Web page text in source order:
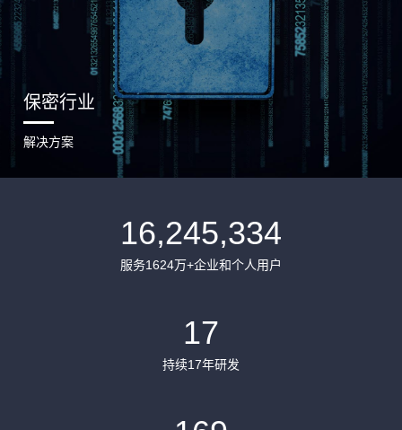
保密行业
解决方案
16,245,334
服务1624万+企业和个人用户
17
持续17年研发